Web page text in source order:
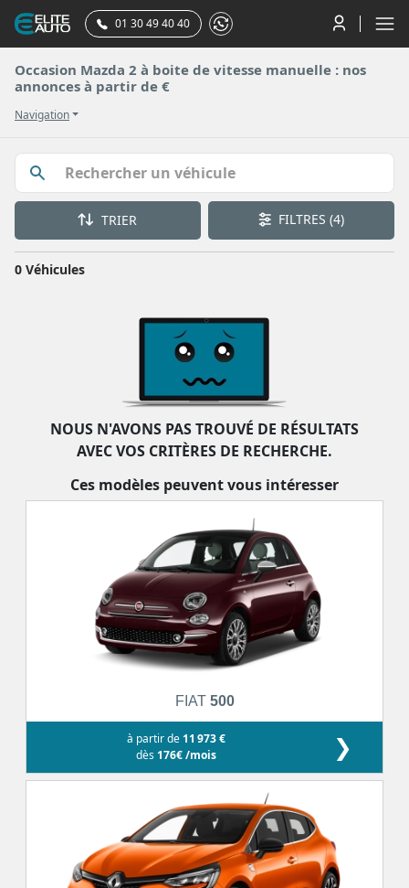
01 30 49 40 40
Occasion Mazda 2 à boite de vitesse manuelle : nos
annonces à partir de €
Navigation
TRIER FILTRES(4)
0 Véhicules
NOUS N'AVONS PAS TROUVÉ DE RÉSULTATS
AVEC VOS CRITÈRES DE RECHERCHE.
Ces modèles peuvent vous intéresser
FIAT 500
à partir de 11 973 €
dès 176€ /mois ❯